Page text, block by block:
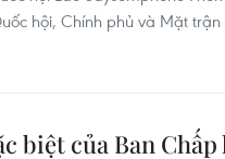
hội, Chính phủ và Mặt
biệt của Ban